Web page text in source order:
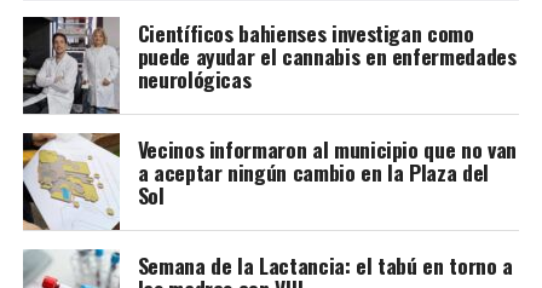
Este grupo ya se había opuesto al proyecto bajo la
gestión de Héctor Gay y ahora de Federico Susbielles.
El principal fundamento es que rechazan la extracción
de árboles, pero también aseguran que las
modificaciones van a borrar la historia.
Científicos bahienses investigan como
puede ayudar el cannabis en enfermedades
neurológicas
Vecinos informaron al municipio que no van
a aceptar ningún cambio en la Plaza del
Sol
Semana de la Lactancia: el tabú en torno a